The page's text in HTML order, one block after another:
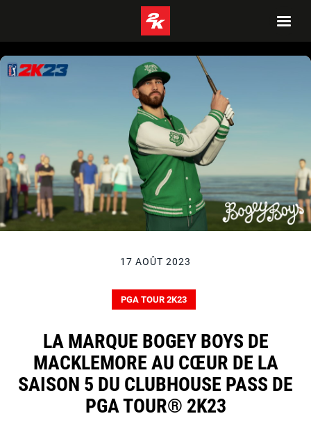
17 AOÛT 2023
PGA TOUR 2K23
LA MARQUE BOGEY BOYS DE
MACKLEMORE AU CŒUR DE LA
SAISON 5 DU CLUBHOUSE PASS DE
PGA TOUR® 2K23